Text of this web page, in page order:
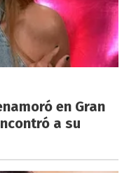
en Gran
a su